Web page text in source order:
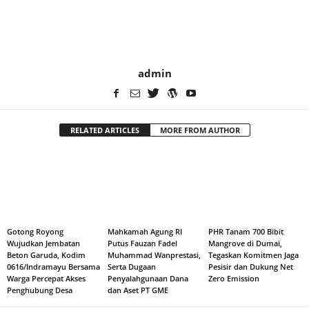
admin
RELATED ARTICLES MORE FROM AUTHOR
Gotong Royong
Wujudkan Jembatan
Beton Garuda, Kodim
0616/Indramayu Bersama
Warga Percepat Akses
Penghubung Desa
Mahkamah Agung RI
Putus Fauzan Fadel
Muhammad Wanprestasi,
Serta Dugaan
Penyalahgunaan Dana
dan Aset PT GME
PHR Tanam 700 Bibit
Mangrove di Dumai,
Tegaskan Komitmen Jaga
Pesisir dan Dukung Net
Zero Emission